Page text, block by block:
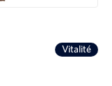
Vitalité